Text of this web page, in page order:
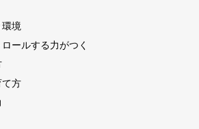
境
ールする力がつく
方